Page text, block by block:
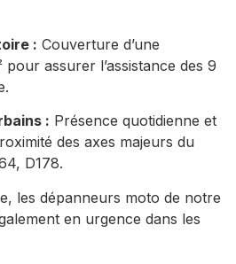
: Couverture d’une
pour assurer l’assistance des 9
: Présence quotidienne et
des axes majeurs du
D178.
les dépanneurs moto de notre
en urgence dans les